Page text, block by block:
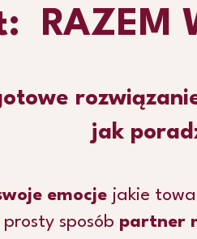
RAZEM
jak
emocjejakie
prosty sposób partner